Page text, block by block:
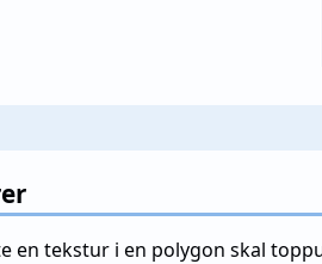
en tekstur i en polygon skal